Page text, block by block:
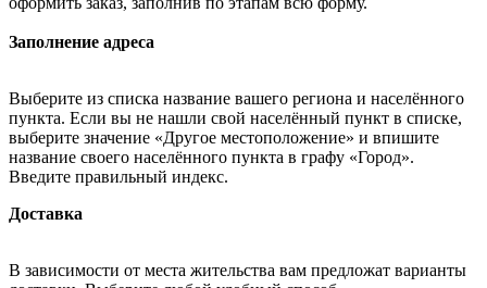
Заполнение адреса
Выберите из списка название вашего региона и населённого
пункта. Если вы не нашли свой населённый пункт в списке,
выберите значение «Другое местоположение» и впишите
название своего населённого пункта в графу «Город».
Введите правильный индекс.
Доставка
В зависимости от места жительства вам предложат варианты